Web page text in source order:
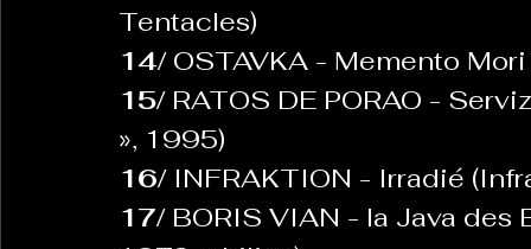
Tentacles)
14/ OSTAVKA - Memento
15/ RATOS DE PORAO -
», 1995)
16/ INFRAKTION - Irradié
17/ BORIS VIAN - la Java